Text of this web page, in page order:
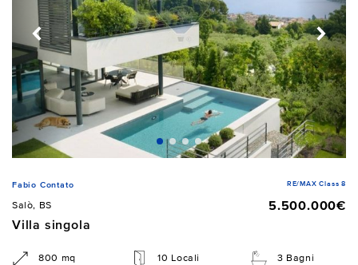
Fabio Contato RE/MAX Class 8
Salò, BS
5.500.000€
Villa singola
800 mq 10 Locali 3 Bagni